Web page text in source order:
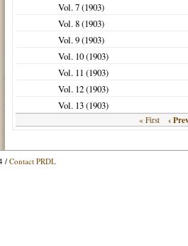
Vol. 7 (1903)
Vol. 8 (1903)
Vol. 9 (1903)
Vol. 10 (1903)
Vol. 11 (1903)
Vol. 12 (1903)
Vol. 13 (1903)
« First ‹
/ Contact PRDL